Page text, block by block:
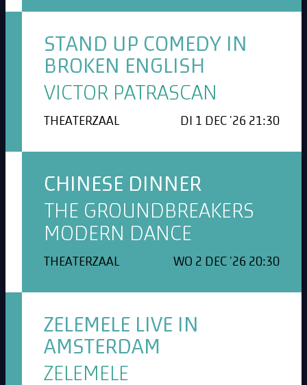
STAND UP COMEDY IN
BROKEN ENGLISH
VICTOR PATRASCAN
THEATERZAAL DI 1 DEC '26 21:30
CHINESE DINNER
THE GROUNDBREAKERS
MODERN DANCE
THEATERZAAL WO 2 DEC '26 20:30
ZELEMELE LIVE IN
AMSTERDAM
ZELEMELE